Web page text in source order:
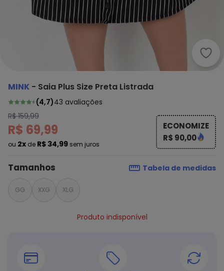
MINK - Saia Plus Size Preta Listrada
(4,7)43 avaliações
R$ 159,99
R$ 69,99
ou 2x de R$ 34,99 sem juros
ECONOMIZE
R$ 90,00
Tamanhos Tabela de medidas
GG XXG XLG
Produto indisponível